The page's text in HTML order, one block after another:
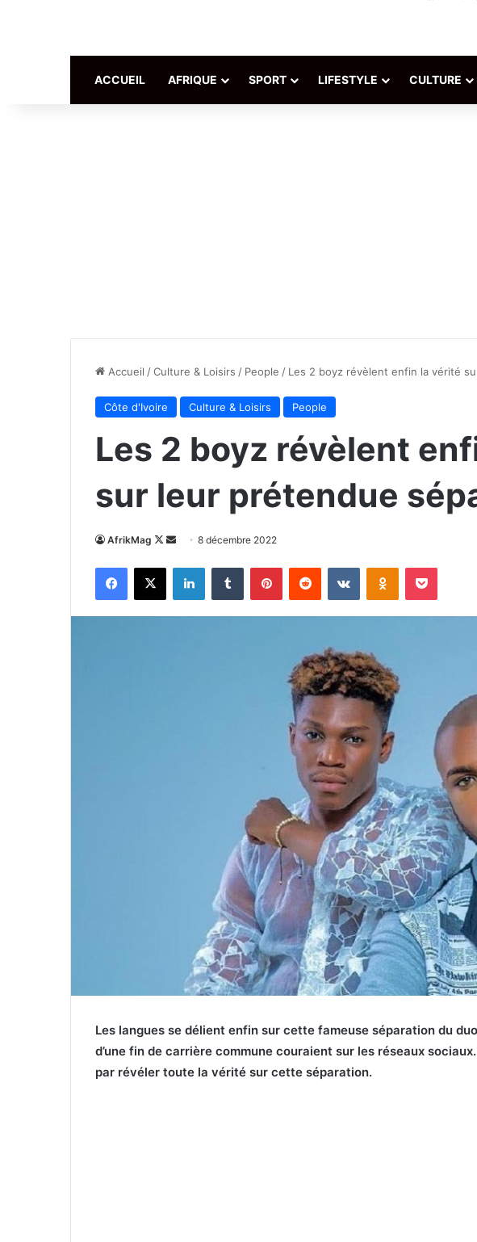
ACCUEIL AFRIQUE SPORT LIFESTYLE CULTURE
Accueil /Culture & Loisirs / People / Les 2 boyz révèlent enfin la vérité
Côte d'Ivoire Culture & Loisirs People
Les 2 boyz révèlent
sur leur prétendue
AfrikMag
Follow
Envoyer
courriel
8 décembre 2022
Facebook
X LinkedinTumblr PinterestReddit VKontakteOdnoklassniki
Pocket
Les langues se délient enfin sur cette fameuse séparation du
d’une fin de carrière commune couraient sur les réseaux
par révéler toute la vérité sur cette séparation.